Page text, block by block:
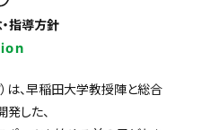
指導方針
は、早稲田大学教授陣と総合
した、